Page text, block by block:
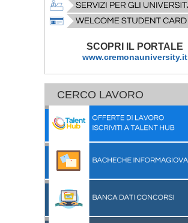
SCOPRI IL PORTALE
www.cremonauniversity.it
CERCO LAVORO